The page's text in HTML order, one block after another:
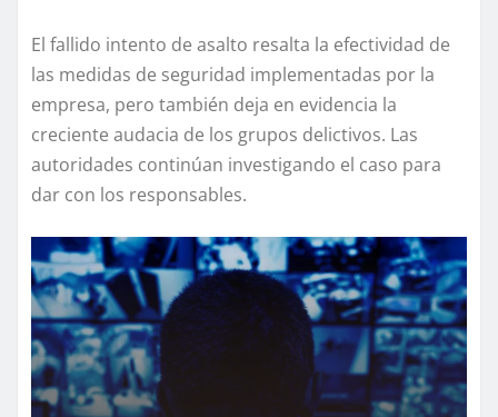
El fallido intento de asalto resalta la efectividad de
las medidas de seguridad implementadas por la
empresa, pero también deja en evidencia la
creciente audacia de los grupos delictivos. Las
autoridades continúan investigando el caso para
dar con los responsables.